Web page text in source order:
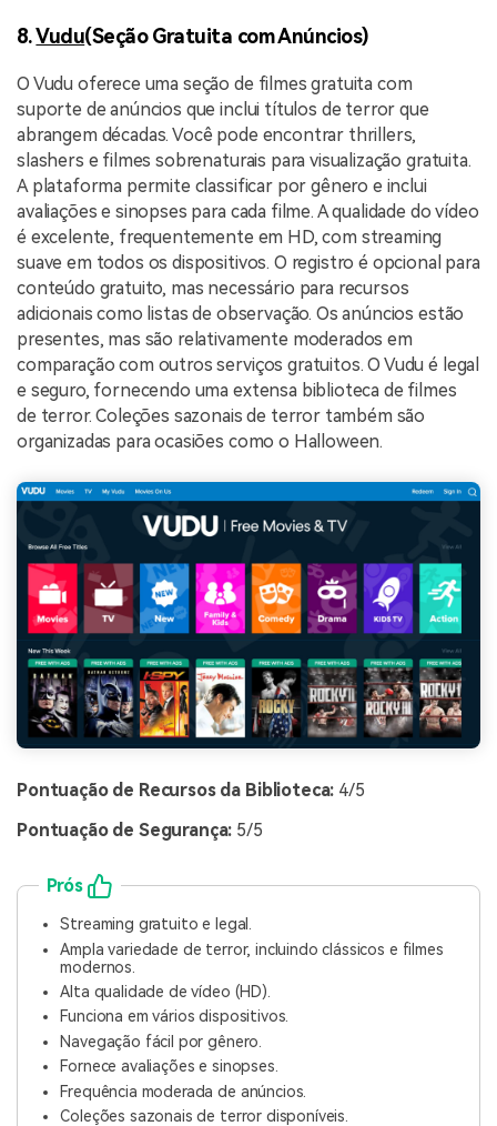
8.Vudu(Seção Gratuita com Anúncios)
O Vudu oferece uma seção de filmes gratuita com
suporte de anúncios que inclui títulos de terror que
abrangem décadas. Você pode encontrar thrillers,
slashers e filmes sobrenaturais para visualização gratuita.
A plataforma permite classificar por gênero e inclui
avaliações e sinopses para cada filme. A qualidade do vídeo
é excelente, frequentemente em HD, com streaming
suave em todos os dispositivos. O registro é opcional para
conteúdo gratuito, mas necessário para recursos
adicionais como listas de observação. Os anúncios estão
presentes, mas são relativamente moderados em
comparação com outros serviços gratuitos. O Vudu é legal
e seguro, fornecendo uma extensa biblioteca de filmes
de terror. Coleções sazonais de terror também são
organizadas para ocasiões como o Halloween.
Pontuação de Recursos da Biblioteca: 4/5
Pontuação de Segurança: 5/5
Prós
Streaming gratuito e legal.
Ampla variedade de terror, incluindo clássicos e filmes
modernos.
Alta qualidade de vídeo (HD).
Funciona em vários dispositivos.
Navegação fácil por gênero.
Fornece avaliações e sinopses.
Frequência moderada de anúncios.
Coleções sazonais de terror disponíveis.